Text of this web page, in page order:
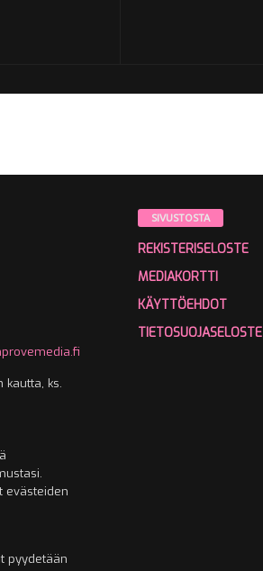
kautta, ks.
evästeiden
pyydetään
SIVUSTOSTA
REKISTERISELOSTE
MEDIAKORTTI
KÄYTTÖEHDOT
TIETOSUOJASELOSTE